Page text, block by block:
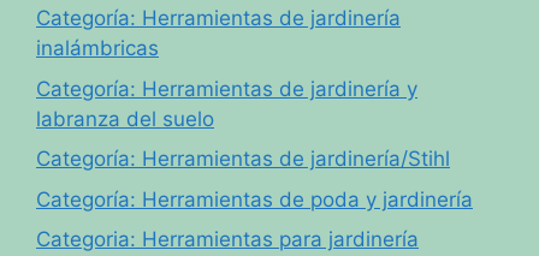
Categoría: Herramientas de jardinería
inalámbricas
Categoría: Herramientas de jardinería y
labranza del suelo
Categoría: Herramientas de jardinería/Stihl
Categoría: Herramientas de poda y jardinería
Categoria: Herramientas para jardinería